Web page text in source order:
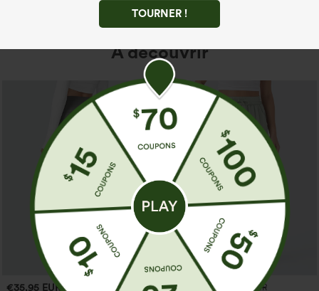
TOURNER !
À découvrir
€35,95 EUR €31,95 EUR
€35,95 EUR